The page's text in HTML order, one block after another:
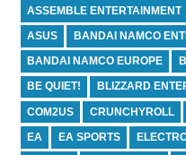
ASSEMBLE ENTERTAINMENT
ASUS BANDAI NAMCO
BANDAI NAMCO EUROPE
BE QUIET! BLIZZARD
COM2US CRUNCHYROLL
EA EA SPORTS